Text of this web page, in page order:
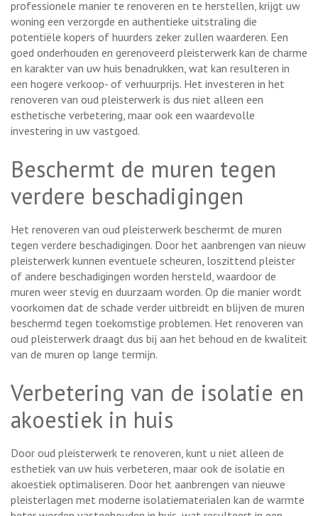
professionele manier te renoveren en te herstellen, krijgt uw
woning een verzorgde en authentieke uitstraling die
potentiële kopers of huurders zeker zullen waarderen. Een
goed onderhouden en gerenoveerd pleisterwerk kan de charme
en karakter van uw huis benadrukken, wat kan resulteren in
een hogere verkoop- of verhuurprijs. Het investeren in het
renoveren van oud pleisterwerk is dus niet alleen een
esthetische verbetering, maar ook een waardevolle
investering in uw vastgoed.
Beschermt de muren tegen
verdere beschadigingen
Het renoveren van oud pleisterwerk beschermt de muren
tegen verdere beschadigingen. Door het aanbrengen van nieuw
pleisterwerk kunnen eventuele scheuren, loszittend pleister
of andere beschadigingen worden hersteld, waardoor de
muren weer stevig en duurzaam worden. Op die manier wordt
voorkomen dat de schade verder uitbreidt en blijven de muren
beschermd tegen toekomstige problemen. Het renoveren van
oud pleisterwerk draagt dus bij aan het behoud en de kwaliteit
van de muren op lange termijn.
Verbetering van de isolatie en
akoestiek in huis
Door oud pleisterwerk te renoveren, kunt u niet alleen de
esthetiek van uw huis verbeteren, maar ook de isolatie en
akoestiek optimaliseren. Door het aanbrengen van nieuwe
pleisterlagen met moderne isolatiematerialen kan de warmte